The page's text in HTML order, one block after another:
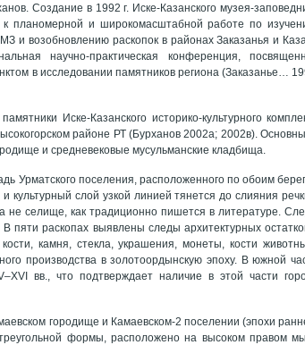
Создание в 1992 г. Иске-Казанского музея-
и широкомасштабной работе по
и возобновлению раскопок в районах Заказанья и
научно-практическая конференция,
в исследовании памятников региона (Заказанье…
Иске-Казанского историко-культурного
районе РТ (Бурханов 2002а; 2002в).
и средневековые мусульманские кладбища.
Урматского поселения, расположенного по обоим
культурный слой узкой линией тянется до слияния
не селище, как традиционно пишется в литературе.
раскопах выявлены следы архитектурных
камня, стекла, украшения, монеты, кости
производства в золотоордынскую эпоху. В южной
вв., что подтверждает наличие в этой части
городище и Камаевском-2 поселении (эпохи
формы, расположено на высоком правом